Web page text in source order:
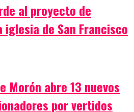
al proyecto de
de San Francisco
Morón abre 13 nuevos
por vertidos